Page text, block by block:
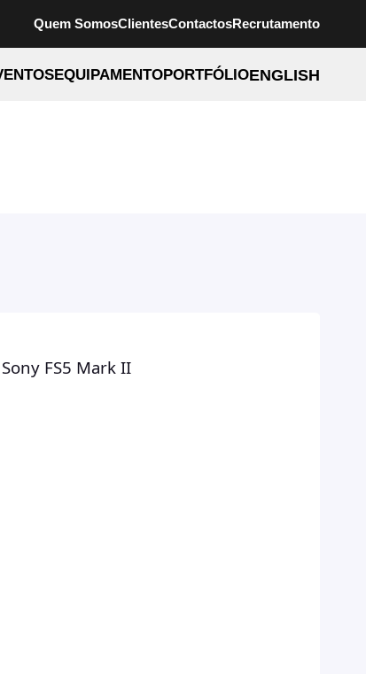
Quem SomosClientesContactosRecrutamento
EQUIPAMENTOPORTFÓLIOENGLISH